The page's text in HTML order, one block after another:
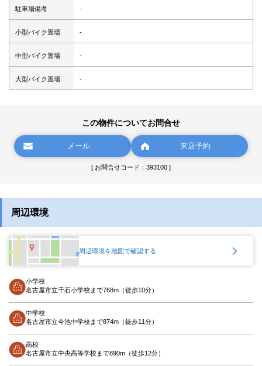
駐車場備考 -
小型バイク置場 -
中型バイク置場 -
大型バイク置場 -
この物件についてお問合せ
メール 来店予約
[ お問合せコード：393100 ]
周辺環境
周辺環境を地図で確認する
小学校
名古屋市立千石小学校まで768m（徒歩10分）
中学校
名古屋市立今池中学校まで874m（徒歩11分）
高校
名古屋市立中央高等学校まで890m（徒歩12分）